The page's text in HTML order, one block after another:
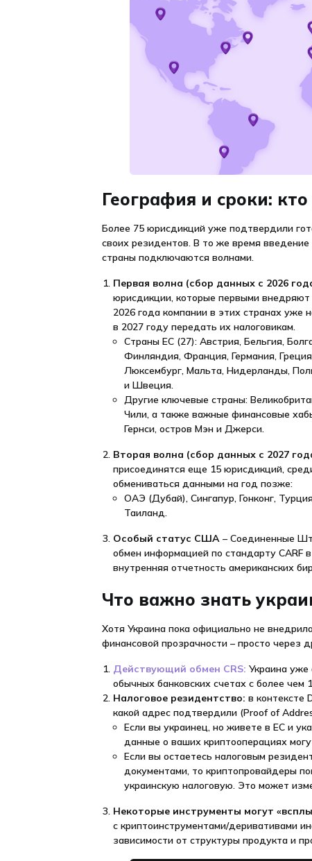
География и сроки:
Более 75 юрисдикций уже подтвердили
своих резидентов. В то же время
страны подключаются волнами.
Первая волна (сбор данных с 2026
юрисдикции, которые первыми внедряют
2026 года компании в этих странах уже
в 2027 году передать их налоговикам.
Страны ЕС (27): Австрия, Бельгия,
Финляндия, Франция, Германия,
Люксембург, Мальта, Нидерланды,
и Швеция.
Другие ключевые страны:
Чили, а также важные финансовые
Гернси, остров Мэн и Джерси.
Вторая волна (сбор данных с 2027
присоединятся еще 15 юрисдикций,
обмениваться данными на год позже:
ОАЭ (Дубай), Сингапур, Гонконг,
Таиланд.
Особый статус США – Соединенные
обмен информацией по стандарту CARF
внутренняя отчетность американских
Что важно знать
Хотя Украина пока официально не
финансовой прозрачности – просто через
Действующий обмен CRS: Украина уже
обычных банковских счетах с более чем
Налоговое резидентство: в контексте
какой адрес подтвердили (Proof of
Если вы украинец, но живете в ЕС и
данные о ваших криптооперациях
Если вы остаетесь налоговым
документами, то криптопровайдеры
украинскую налоговую. Это может
Некоторые инструменты могут
с криптоинструментами/деривативами
зависимости от структуры продукта и